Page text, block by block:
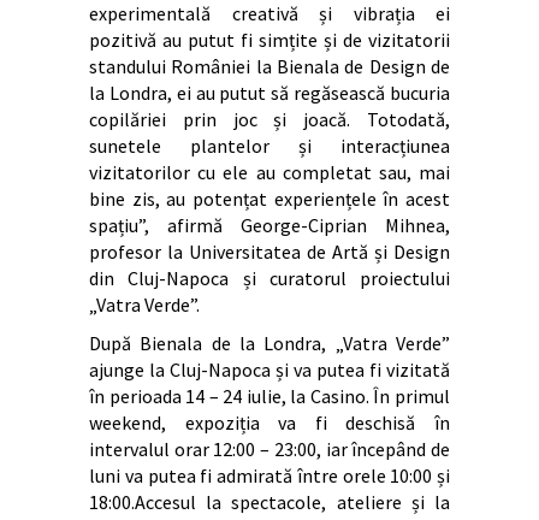
experimentală creativă și vibrația ei
pozitivă au putut fi simțite și de vizitatorii
standului României la Bienala de Design de
la Londra, ei au putut să regăsească bucuria
copilăriei prin joc și joacă. Totodată,
sunetele plantelor și interacțiunea
vizitatorilor cu ele au completat sau, mai
bine zis, au potențat experiențele în acest
spațiu”, afirmă George-Ciprian Mihnea,
profesor la Universitatea de Artă și Design
din Cluj-Napoca și curatorul proiectului
„Vatra Verde”.
După Bienala de la Londra, „Vatra Verde”
ajunge la Cluj-Napoca și va putea fi vizitată
în perioada 14 – 24 iulie, la Casino. În primul
weekend, expoziția va fi deschisă în
intervalul orar 12:00 – 23:00, iar începând de
luni va putea fi admirată între orele 10:00 și
18:00.Accesul la spectacole, ateliere și la